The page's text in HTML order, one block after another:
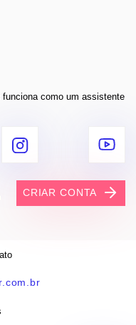
funciona como um assistente
CRIAR CONTA